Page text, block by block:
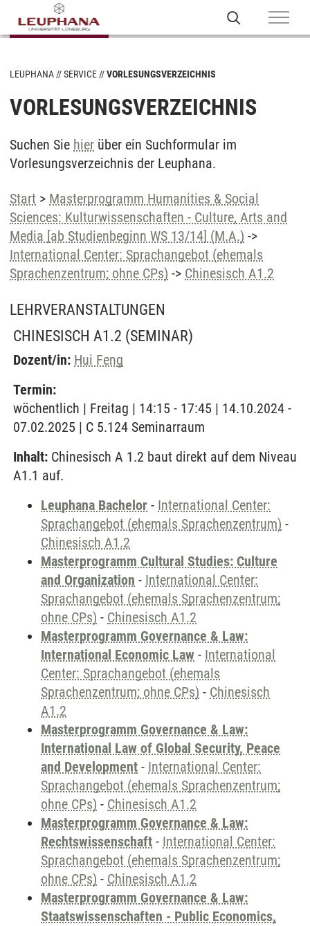
LEUPHANA SERVICE VORLESUNGSVERZEICHNIS
VORLESUNGSVERZEICHNIS
Suchen Sie hier über ein Suchformular im
Vorlesungsverzeichnis der Leuphana.
Start > Masterprogramm Humanities & Social
Sciences: Kulturwissenschaften - Culture, Arts and
Media [ab Studienbeginn WS 13/14] (M.A.) ->
International Center: Sprachangebot (ehemals
Sprachenzentrum; ohne CPs) -> Chinesisch A1.2
LEHRVERANSTALTUNGEN
CHINESISCH A1.2 (SEMINAR)
Dozent/in: Hui Feng
Termin:
wöchentlich | Freitag | 14:15 - 17:45 | 14.10.2024 -
07.02.2025 | C 5.124 Seminarraum
Inhalt: Chinesisch A 1.2 baut direkt auf dem Niveau
A1.1 auf.
Leuphana Bachelor - International Center:
Sprachangebot (ehemals Sprachenzentrum) -
Chinesisch A1.2
Masterprogramm Cultural Studies: Culture
and Organization - International Center:
Sprachangebot (ehemals Sprachenzentrum;
ohne CPs) - Chinesisch A1.2
Masterprogramm Governance & Law:
International Economic Law - International
Center: Sprachangebot (ehemals
Sprachenzentrum; ohne CPs) - Chinesisch
A1.2
Masterprogramm Governance & Law:
International Law of Global Security, Peace
and Development - International Center:
Sprachangebot (ehemals Sprachenzentrum;
ohne CPs) - Chinesisch A1.2
Masterprogramm Governance & Law:
Rechtswissenschaft - International Center:
Sprachangebot (ehemals Sprachenzentrum;
ohne CPs) - Chinesisch A1.2
Masterprogramm Governance & Law:
Staatswissenschaften - Public Economics,